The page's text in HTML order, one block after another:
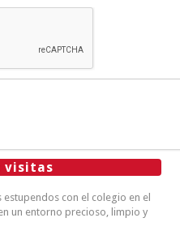
visitas
con el colegio en el
un entorno precioso, limpio y